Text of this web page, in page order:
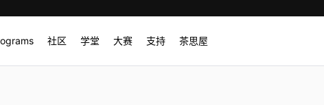
社区 学堂 大赛 支持 茶思屋